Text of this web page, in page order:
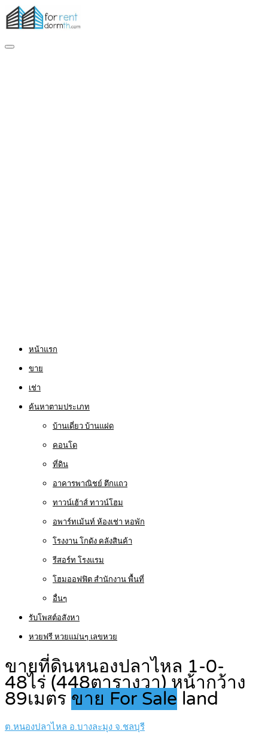
หน้าแรก
ขาย
เช่า
ค้นหาตามประเภท
บ้านเดี่ยว บ้านแฝด
คอนโด
ที่ดิน
อาคารพาณิชย์ ตึกแถว
ทาวน์เฮ้าส์ ทาวน์โฮม
อพาร์ทเม้นท์ ห้องเช่า หอพัก
โรงงาน โกดัง คลังสินค้า
รีสอร์ท โรงแรม
โฮมออฟฟิต สำนักงาน พื้นที่
อื่นๆ
รับโพสต์อสังหา
หวยฟรี หวยแม่นๆ เลขหวย
ขายที่ดินหนองปลาไหล 1-0-
48ไร่ (448ตารางวา) หน้ากว้าง
89เมตร ขาย For Sale land
ต.หนองปลาไหล อ.บางละมุง จ.ชลบุรี